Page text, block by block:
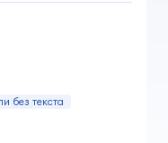
без текста